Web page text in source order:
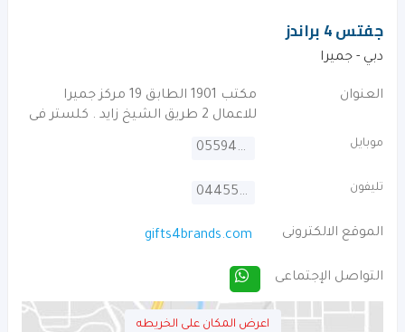
جفتس 4 براندز
دبي - جميرا
العنوان
مكتب 1901 الطابق 19 مركز جميرا
للاعمال 2 طريق الشيخ زايد . كلستر فى
موبايل 0559414681
تليفون 044551440
الموقع الالكترونى gifts4brands.com
التواصل الإجتماعى
اعرض المكان على الخريطه